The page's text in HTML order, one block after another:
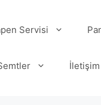
Servisi
İletişim